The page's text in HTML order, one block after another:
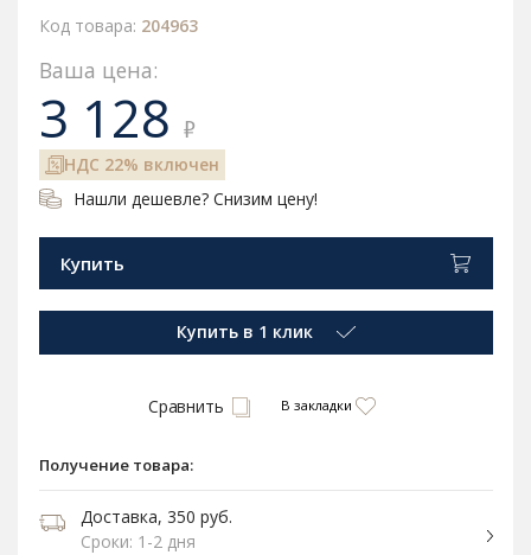
Код товара: 204963
Ваша цена:
3 128 ₽
НДС 22% включен
Нашли дешевле? Снизим цену!
Купить
Купить в 1 клик
Сравнить В закладки
Получение товара:
Доставка, 350 руб.
Сроки: 1-2 дня